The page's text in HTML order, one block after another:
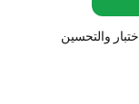
والتحسين